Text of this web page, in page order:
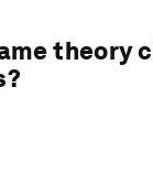
theory